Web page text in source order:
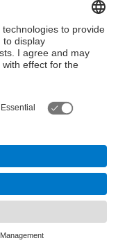
on this work is
Attribution-
Catalunya ·
settings